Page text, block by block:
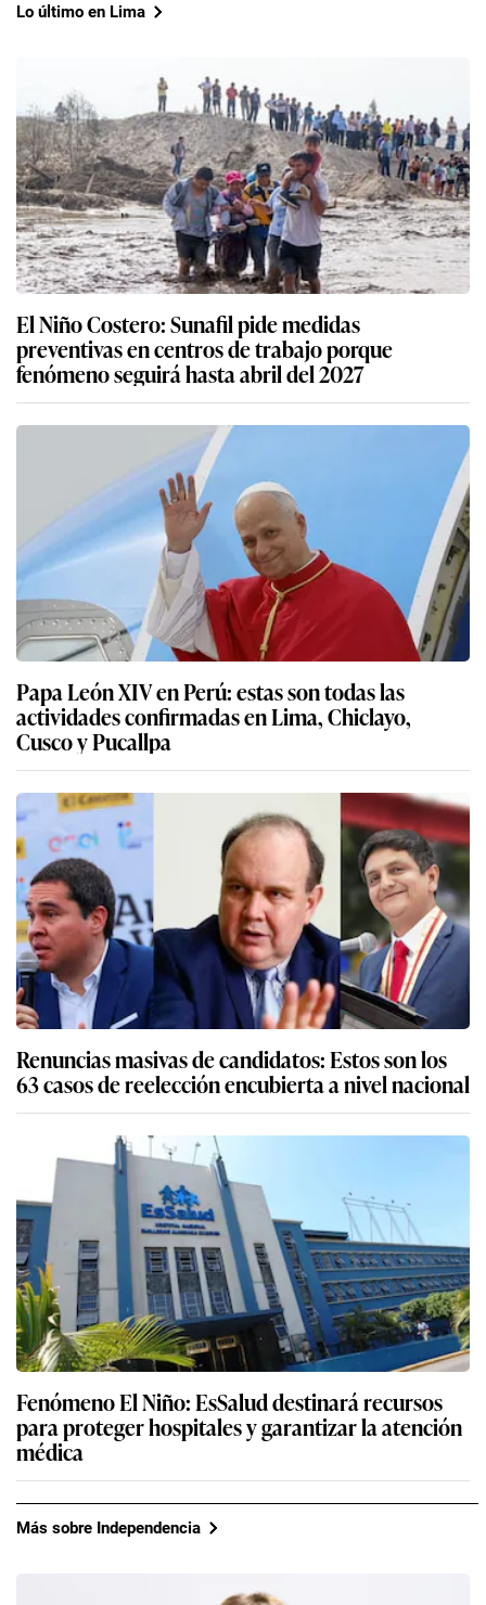
Lo último en Lima
El Niño Costero: Sunafil pide medidas
preventivas en centros de trabajo porque
fenómeno seguirá hasta abril del 2027
Papa León XIV en Perú: estas son todas las
actividades confirmadas en Lima, Chiclayo,
Cusco y Pucallpa
Renuncias masivas de candidatos: Estos son los
63 casos de reelección encubierta a nivel nacional
Fenómeno El Niño: EsSalud destinará recursos
para proteger hospitales y garantizar la atención
médica
Más sobre Independencia